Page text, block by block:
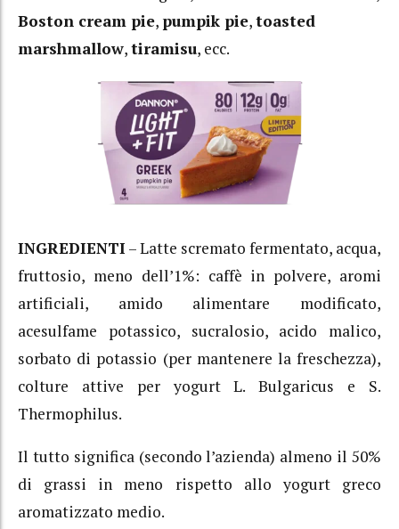
Boston cream pie, pumpik pie,toasted
marshmallow,tiramisu, ecc.
INGREDIENTI – Latte scremato fermentato, acqua,
fruttosio, meno dell’1%: caffè in polvere, aromi
artificiali, amido alimentare modificato,
acesulfame potassico, sucralosio, acido malico,
sorbato di potassio (per mantenere la freschezza),
colture attive per yogurt L. Bulgaricus e S.
Thermophilus.
Il tutto significa (secondo l’azienda) almeno il 50%
di grassi in meno rispetto allo yogurt greco
aromatizzato medio.